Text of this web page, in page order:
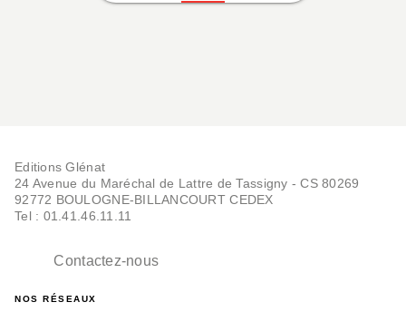
Editions Glénat
24 Avenue du Maréchal de Lattre de Tassigny - CS 80269
92772 BOULOGNE-BILLANCOURT CEDEX
Tel : 01.41.46.11.11
Contactez-nous
NOS RÉSEAUX